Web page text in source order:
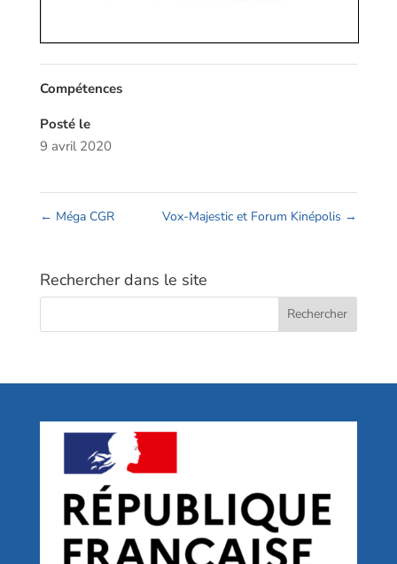
Compétences
Posté le
9 avril 2020
← Méga CGR Vox-Majestic et Forum Kinépolis →
Rechercher dans le site